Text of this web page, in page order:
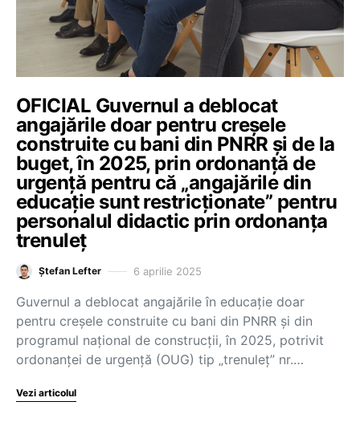
OFICIAL Guvernul a deblocat
angajările doar pentru creșele
construite cu bani din PNRR și de la
buget, în 2025, prin ordonanță de
urgență pentru că „angajările din
educație sunt restricționate” pentru
personalul didactic prin ordonanța
trenuleț
Ștefan Lefter 6 aprilie 2025
Guvernul a deblocat angajările în educație doar
pentru creșele construite cu bani din PNRR și din
programul național de construcții, în 2025, potrivit
ordonanței de urgență (OUG) tip „trenuleț” nr.…
Vezi articolul